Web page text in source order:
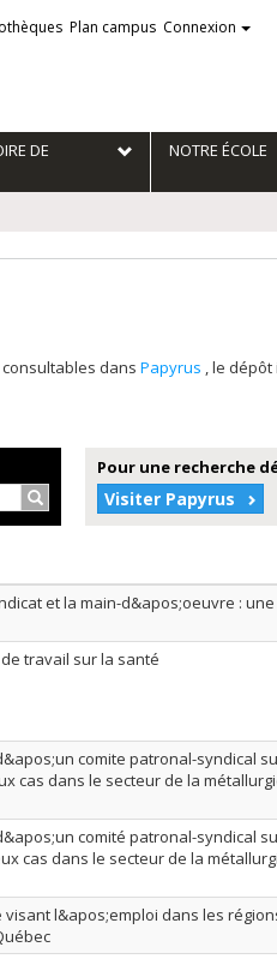
Plan campus Connexion
DE NOTRE ÉCOLE
dans Papyrus , le
Rechercher…
Pour une recherche
Visiter Papyrus
et la main-d&apos;oeuvre :
travail sur la santé
comite patronal-syndical
cas dans le secteur de la
comité patronal-syndical
cas dans le secteur de la
l&apos;emploi dans les